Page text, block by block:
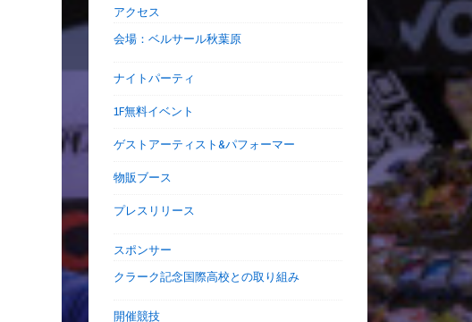
アクセス
会場：ベルサール秋葉原
ナイトパーティ
1F無料イベント
ゲストアーティスト&パフォーマー
物販ブース
プレスリリース
スポンサー
クラーク記念国際高校との取り組み
開催競技